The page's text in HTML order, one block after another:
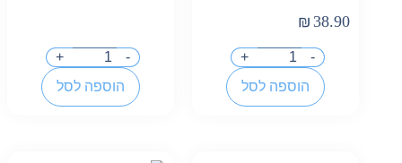
₪38.90
-
+
הוספה לסל
-
+
הוספה לסל